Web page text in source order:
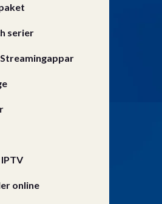
serier
Streamingappar
online